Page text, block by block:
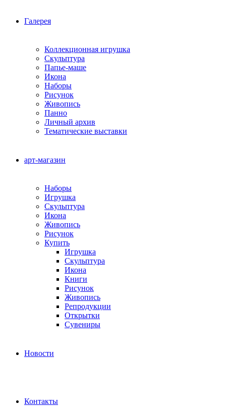
Галерея
Коллекционная игрушка
Скульптура
Папье-маше
Икона
Наборы
Рисунок
Живопись
Панно
Личный архив
Тематические выставки
арт-магазин
Наборы
Игрушка
Скульптура
Икона
Живопись
Рисунок
Купить
Игрушка
Скульптура
Икона
Книги
Рисунок
Живопись
Репродукции
Открытки
Сувениры
Новости
Контакты